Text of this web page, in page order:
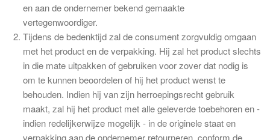
en aan de ondernemer bekend gemaakte
vertegenwoordiger.
Tijdens de bedenktijd zal de consument zorgvuldig omgaan
met het product en de verpakking. Hij zal het product slechts
in die mate uitpakken of gebruiken voor zover dat nodig is
om te kunnen beoordelen of hij het product wenst te
behouden. Indien hij van zijn herroepingsrecht gebruik
maakt, zal hij het product met alle geleverde toebehoren en -
indien redelijkerwijze mogelijk - in de originele staat en
verpakking aan de ondernemer retourneren, conform de